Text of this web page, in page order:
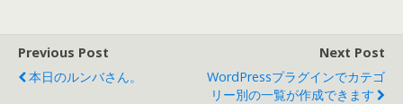
Previous Post
本日のルンバさん。
Next Post
WordPressプラグインでカテゴ
リー別の一覧が作成できます